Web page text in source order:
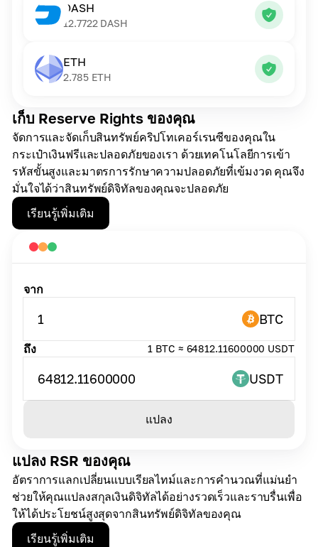
เก็บ Reserve Rights ของคุณ
จัดการและจัดเก็บสินทรัพย์คริปโทเคอร์เรนซีของคุณใน
กระเป๋าเงินฟรีและปลอดภัยของเรา ด้วยเทคโนโลยีการเข้า
รหัสขั้นสูงและมาตรการรักษาความปลอดภัยที่เข้มงวด คุณจึง
มั่นใจได้ว่าสินทรัพย์ดิจิทัลของคุณจะปลอดภัย
เรียนรู้เพิ่มเติม
DASH
12.7722 DASH
ETH
2.785 ETH
แปลง RSR ของคุณ
อัตราการแลกเปลี่ยนแบบเรียลไทม์และการคำนวณที่แม่นยำ
ช่วยให้คุณแปลงสกุลเงินดิจิทัลได้อย่างรวดเร็วและราบรื่นเพื่อ
ให้ได้ประโยชน์สูงสุดจากสินทรัพย์ดิจิทัลของคุณ
เรียนรู้เพิ่มเติม
จาก
1 BTC
ถึง 1 BTC ≈ 64812.11600000 USDT
64812.11600000 USDT
แปลง